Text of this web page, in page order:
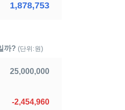
1,878,753
까? (단위:원)
25,000,000
-2,454,960